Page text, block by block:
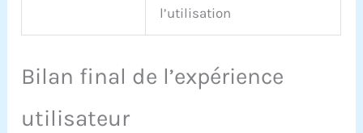
l’utilisation
Bilan final de l’expérience
utilisateur